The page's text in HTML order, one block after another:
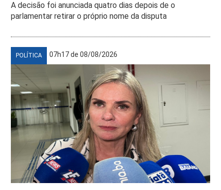
A decisão foi anunciada quatro dias depois de o
parlamentar retirar o próprio nome da disputa
POLÍTICA 07h17 de 08/08/2026